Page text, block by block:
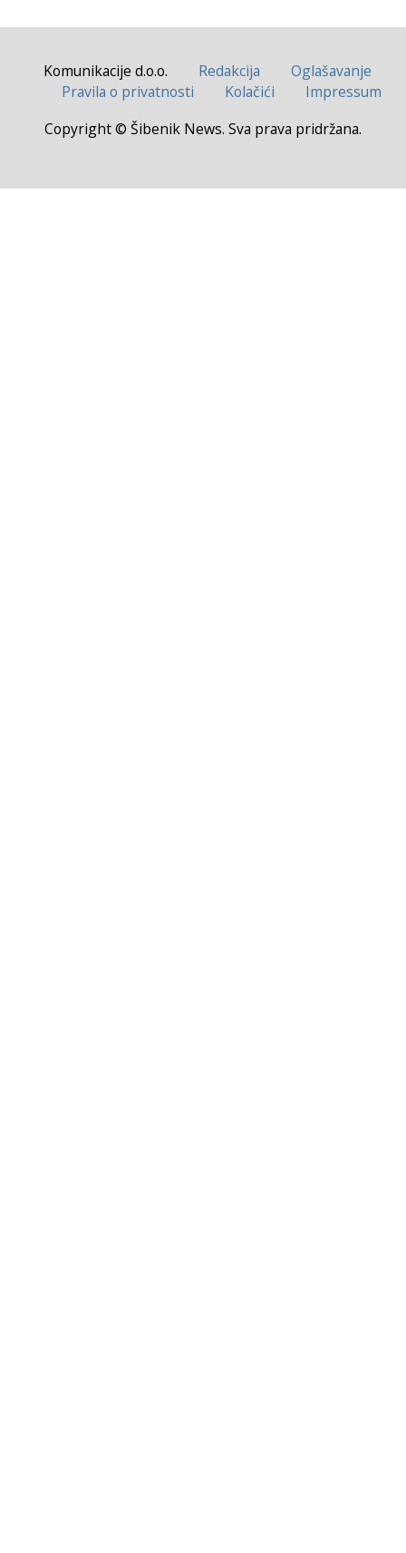
Komunikacije d.o.o. Redakcija
Oglašavanje
Pravila o privatnosti
Kolačići
Impressum
Copyright © Šibenik News. Sva prava pridržana.